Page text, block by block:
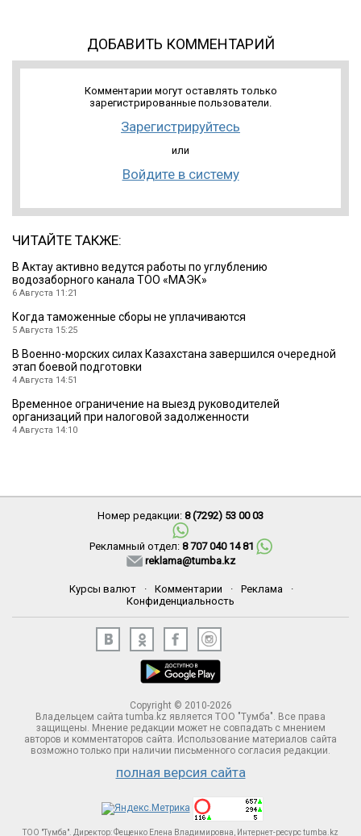
ДОБАВИТЬ КОММЕНТАРИЙ
Комментарии могут оставлять только
зарегистрированные пользователи.
Зарегистрируйтесь
или
Войдите в систему
ЧИТАЙТЕ ТАКЖЕ:
В Актау активно ведутся работы по углублению
водозаборного канала ТОО «МАЭК»
6 Августа 11:21
Когда таможенные сборы не уплачиваются
5 Августа 15:25
В Военно-морских силах Казахстана завершился очередной
этап боевой подготовки
4 Августа 14:51
Временное ограничение на выезд руководителей
организаций при налоговой задолженности
4 Августа 14:10
Номер редакции: 8 (7292) 53 00 03
Рекламный отдел: 8 707 040 14 81
reklama@tumba.kz
Курсы валют · Комментарии · Реклама
·
Конфиденциальность
Copyright © 2010-2026
Владельцем сайта tumba.kz является ТОО "Тумба". Все права
защищены. Мнение редакции может не совпадать с мнением
авторов и комментаторов сайта. Использование материалов сайта
возможно только при наличии письменного согласия редакции.
полная версия сайта
ТОО "Тумба". Директор: Фещенко Елена Владимировна, Интернет-ресурс tumba.kz